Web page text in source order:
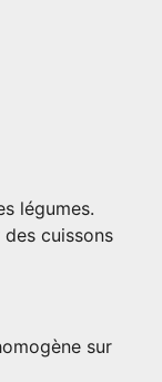
légumes.
cuissons
sur